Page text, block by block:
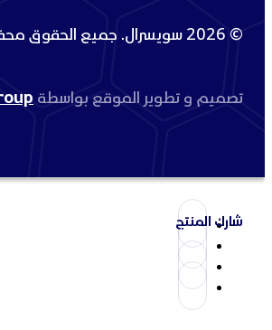
© 2026 سويسرال. جميع الحقوق محفوظة
تصميم و تطوير الموقع بواسطة
شارك المنتج